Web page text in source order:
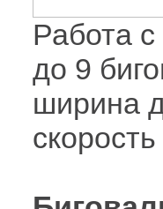
Работа
до 9
ширина